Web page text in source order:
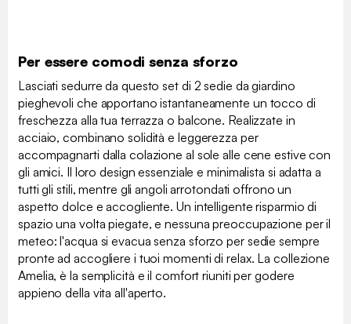
Per essere comodi senza sforzo
Lasciati sedurre da questo set di 2 sedie da giardino
pieghevoli che apportano istantaneamente un tocco di
freschezza alla tua terrazza o balcone. Realizzate in
acciaio, combinano solidità e leggerezza per
accompagnarti dalla colazione al sole alle cene estive con
gli amici. Il loro design essenziale e minimalista si adatta a
tutti gli stili, mentre gli angoli arrotondati offrono un
aspetto dolce e accogliente. Un intelligente risparmio di
spazio una volta piegate, e nessuna preoccupazione per il
meteo: l'acqua si evacua senza sforzo per sedie sempre
pronte ad accogliere i tuoi momenti di relax. La collezione
Amelia, è la semplicità e il comfort riuniti per godere
appieno della vita all'aperto.